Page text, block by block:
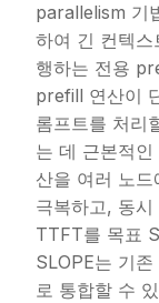
parallelism 기
하여 긴 컨텍
행하는 전용
prefill 연산이
롬프트를 처리
는 데 근본적
산을 여러 노
극복하고, 동
TTFT를 목표
SLOPE는 기
로 통합할 수